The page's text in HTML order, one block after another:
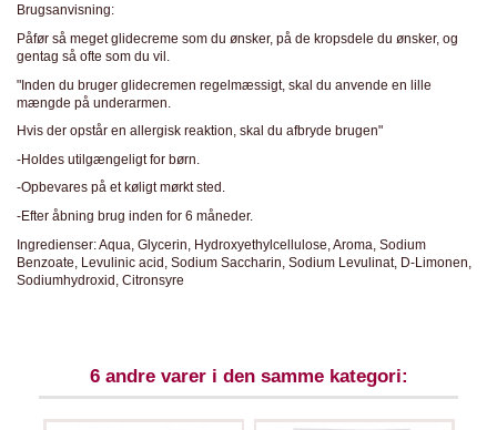
Brugsanvisning:
Påfør så meget glidecreme som du ønsker, på de kropsdele du ønsker, og
gentag så ofte som du vil.
"Inden du bruger glidecremen regelmæssigt, skal du anvende en lille
mængde på underarmen.
Hvis der opstår en allergisk reaktion, skal du afbryde brugen"
-Holdes utilgængeligt for børn.
-Opbevares på et køligt mørkt sted.
-Efter åbning brug inden for 6 måneder.
Ingredienser: Aqua, Glycerin, Hydroxyethylcellulose, Aroma, Sodium
Benzoate, Levulinic acid, Sodium Saccharin, Sodium Levulinat, D-Limonen,
Sodiumhydroxid, Citronsyre
6 andre varer i den samme kategori: